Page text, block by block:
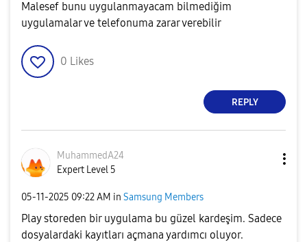
Malesef bunu uygulanmayacam bilmediğim
uygulamalar ve telefonuma zarar verebilir
0 Likes
REPLY
MuhammedA24
Expert Level 5
‎05-11-2025 09:22 AM in Samsung Members
Play storeden bir uygulama bu güzel kardeşim. Sadece
dosyalardaki kayıtları açmana yardımcı oluyor.